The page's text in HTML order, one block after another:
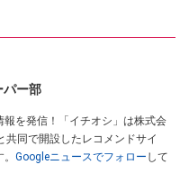
パー部
を発信！「イチオシ」は株式会
同で開設したレコメンドサイ
Googleニュースでフォロー して